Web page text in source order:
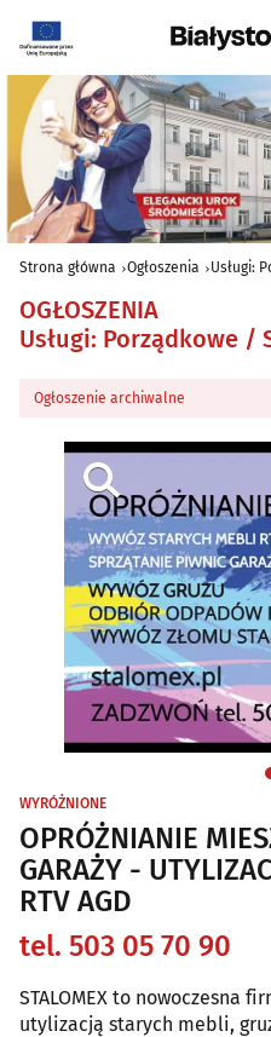
Strona główna Ogłoszenia Usługi:
OGŁOSZENIA
Usługi: Porządkowe /
Ogłoszenie archiwalne
WYRÓŻNIONE
OPRÓŻNIANIE
GARAŻY -
RTV AGD
tel. 503 05 70 90
STALOMEX to nowoczesna
utylizacją starych mebli,